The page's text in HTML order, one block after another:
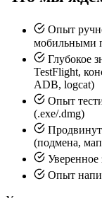
Опыт
мобильными
Глубокое
TestFlight,
ADB, logcat)
Опыт
(.exe/.dmg)
(подмена,
Уверенное
Опыт